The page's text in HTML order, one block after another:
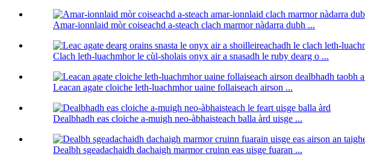
Amar-ionnlaid mòr coiseachd a-steach clach marmor nàdarra dubh ...
Clach leth-luachmhor le cùl-sholais onyx air a snasadh le ruby ​​dearg o ...
Leacan agate cloiche leth-luachmhor uaine follaiseach airson ...
Dealbhadh eas cloiche a-muigh neo-àbhaisteach balla àrd uisge ...
Dealbh sgeadachaidh dachaigh marmor cruinn eas uisge fuaran ...